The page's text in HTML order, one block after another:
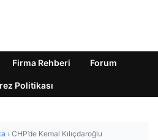
Firma Rehberi Forum
Politikası
› CHP’de Kemal Kılıçdaroğlu